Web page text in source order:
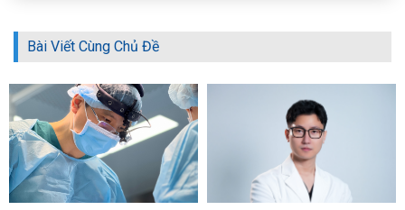
Bài Viết Cùng Chủ Đề